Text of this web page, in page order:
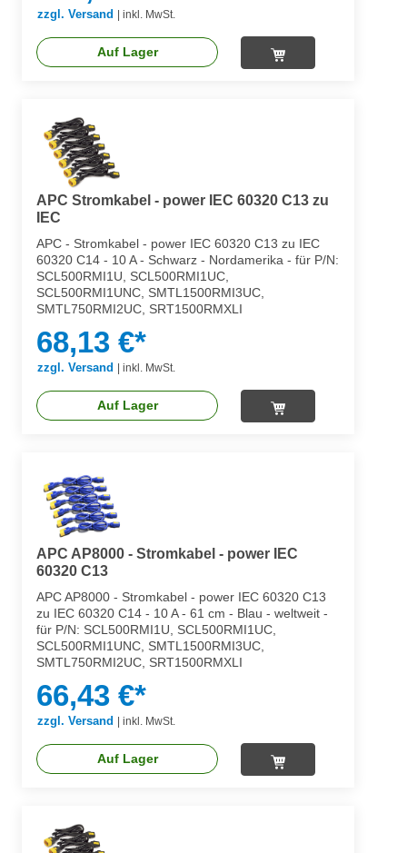
zzgl. Versand | inkl. MwSt.
Auf Lager
APC Stromkabel - power IEC 60320 C13 zu
IEC
APC - Stromkabel - power IEC 60320 C13 zu IEC
60320 C14 - 10 A - Schwarz - Nordamerika - für P/N:
SCL500RMI1U, SCL500RMI1UC,
SCL500RMI1UNC, SMTL1500RMI3UC,
SMTL750RMI2UC, SRT1500RMXLI
68,13 €*
zzgl. Versand inkl. MwSt.
Auf Lager
APC AP8000 - Stromkabel - power IEC
60320 C13
APC AP8000 - Stromkabel - power IEC 60320 C13
zu IEC 60320 C14 - 10 A - 61 cm - Blau - weltweit -
für P/N: SCL500RMI1U, SCL500RMI1UC,
SCL500RMI1UNC, SMTL1500RMI3UC,
SMTL750RMI2UC, SRT1500RMXLI
66,43 €*
zzgl. Versand inkl. MwSt.
Auf Lager